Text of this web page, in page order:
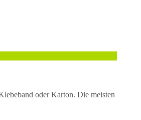
oder Karton. Die meisten